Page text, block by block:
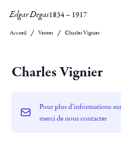
Edgar Degas1834– 1917
Accueil Ventes Charles Vignier
Charles Vignier
Pour plus d'informations
merci de nous contacter